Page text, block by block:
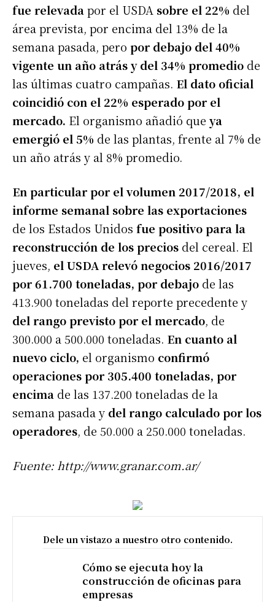
fue relevadapor el USDA sobre el 22% del
área prevista, por encima del 13% de la
semana pasada, pero por debajo del 40%
vigente un año atrás y del 34% promedio de
las últimas cuatro campañas. El dato oficial
coincidió con el 22% esperado por el
mercado. El organismo añadió que ya
emergió el 5% de las plantas, frente al 7% de
un año atrás y al 8% promedio.
En particular por el volumen 2017/2018, el
informe semanal sobre las exportaciones
de los Estados Unidos fue positivo para la
reconstrucción de los precios del cereal. El
jueves, el USDA relevó negocios 2016/2017
por 61.700 toneladas, por debajo de las
413.900 toneladas del reporte precedente y
del rango previsto por el mercado, de
300.000 a 500.000 toneladas. En cuanto al
nuevo ciclo, el organismo confirmó
operaciones por 305.400 toneladas, por
encima de las 137.200 toneladas de la
semana pasada y del rango calculado por los
operadores, de 50.000 a 250.000 toneladas.
Fuente: http://www.granar.com.ar/
Dele un vistazo a nuestro otro contenido.
Cómo se ejecuta hoy la
construcción de oficinas para
empresas